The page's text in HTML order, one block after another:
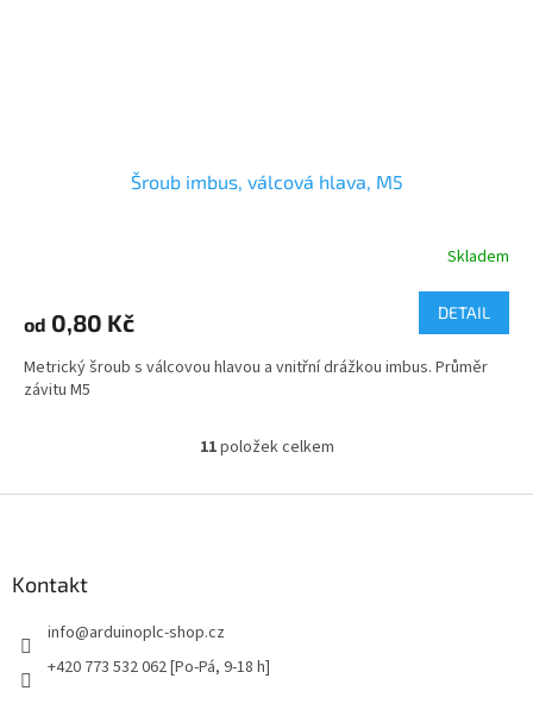
Šroub imbus, válcová hlava, M5
Skladem
od 0,80 Kč DETAIL
Metrický šroub s válcovou hlavou a vnitřní drážkou imbus. Průměr
závitu M5
O
l
r
v
11položek celkem
Kontakt
info@arduinoplc-shop.cz
+420 773 532 062 [Po-Pá, 9-18 h]